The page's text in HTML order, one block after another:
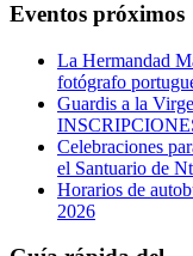
Eventos próximos
La Hermandad
fotógrafo
Guardis a la
Celebraciones
el Santuario de
Horarios de
2026